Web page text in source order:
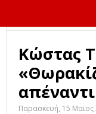
Κώστας
Παρασκευή, 15 Μαϊος